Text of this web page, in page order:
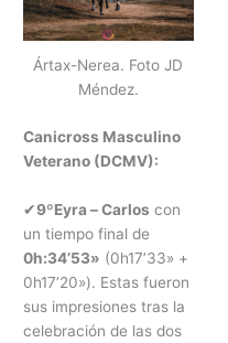
Ártax-Nerea. Foto JD
Méndez.
Canicross Masculino
Veterano (DCMV):
✔9ºEyra – Carlos con
un tiempo final de
0h:34’53» (0h17’33» +
0h17’20»). Estas fueron
sus impresiones tras la
celebración de las dos